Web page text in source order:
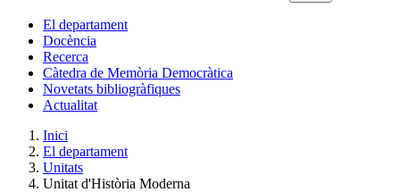
El departament
Docència
Recerca
Càtedra de Memòria Democràtica
Novetats bibliogràfiques
Actualitat
Inici
El departament
Unitats
Unitat d'Història Moderna